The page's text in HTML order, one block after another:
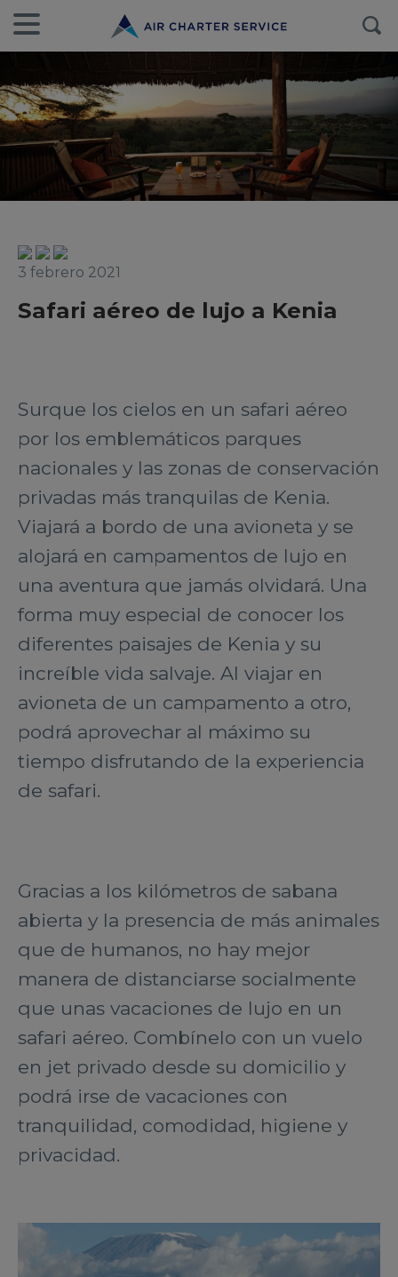
3 febrero 2021
Safari aéreo de lujo a Kenia
Surque los cielos en un safari aéreo
por los emblemáticos parques
nacionales y las zonas de conservación
privadas más tranquilas de Kenia.
Viajará a bordo de una avioneta y se
alojará en campamentos de lujo en
una aventura que jamás olvidará. Una
forma muy especial de conocer los
diferentes paisajes de Kenia y su
increíble vida salvaje. Al viajar en
avioneta de un campamento a otro,
podrá aprovechar al máximo su
tiempo disfrutando de la experiencia
de safari.
Gracias a los kilómetros de sabana
abierta y la presencia de más animales
que de humanos, no hay mejor
manera de distanciarse socialmente
que unas vacaciones de lujo en un
safari aéreo. Combínelo con un vuelo
en jet privado desde su domicilio y
podrá irse de vacaciones con
tranquilidad, comodidad, higiene y
privacidad.